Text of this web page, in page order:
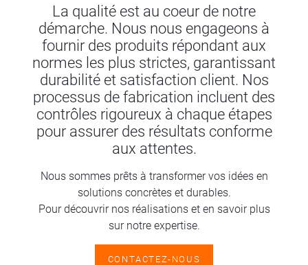
La qualité est au coeur de notre
démarche. Nous nous engageons à
fournir des produits répondant aux
normes les plus strictes, garantissant
durabilité et satisfaction client. Nos
processus de fabrication incluent des
contrôles rigoureux à chaque étapes
pour assurer des résultats conforme
aux attentes.
Nous sommes prêts à transformer vos idées en
solutions concrètes et durables.
Pour découvrir nos réalisations et en savoir plus
sur notre expertise.
CONTACTEZ-NOUS